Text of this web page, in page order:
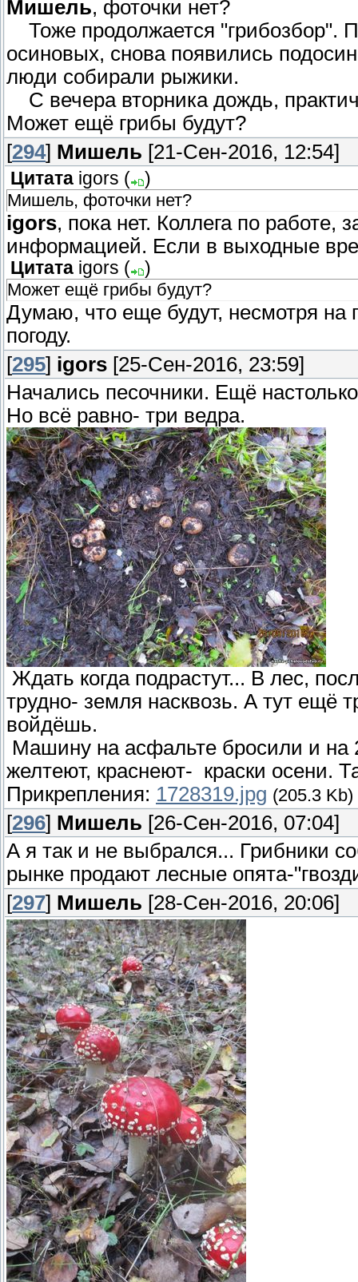
Мишель, фоточки нет?
Тоже продолжается "грибозбор".
осиновых, снова появились
люди собирали рыжики.
С вечера вторника дождь,
Может ещё грибы будут?
[294] Мишель [21-Сен-2016, 12:54]
Цитата igors (
)
Мишель, фоточки нет?
igors, пока нет. Коллега по работе,
информацией. Если в выходные
Цитата igors (
)
Может ещё грибы будут?
Думаю, что еще будут, несмотря на
погоду.
[295] igors [25-Сен-2016, 23:59]
Начались песочники. Ещё
Но всё равно- три ведра.
Ждать когда подрастут... В лес,
трудно- земля насквозь. А тут
войдёшь.
Машину на асфальте бросили и на
желтеют, краснеют- краски осени.
Прикрепления: 1728319.jpg (205.3 Kb)
[296] Мишель [26-Сен-2016, 07:04]
А я так и не выбрался... Грибники
рынке продают лесные опята-
[297] Мишель [28-Сен-2016, 20:06]